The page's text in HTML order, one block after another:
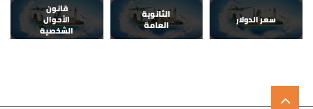
سعر الدولار
الثانوية
العامة
قانون
الأحوال
الشخصية